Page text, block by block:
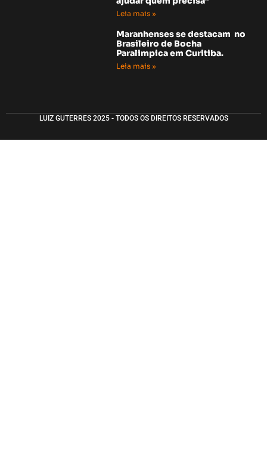
Leia mais »
Maranhenses se destacam no
Brasileiro de Bocha
Paralimpica em Curitiba.
Leia mais »
LUIZ GUTERRES 2025 - TODOS OS DIREITOS RESERVADOS